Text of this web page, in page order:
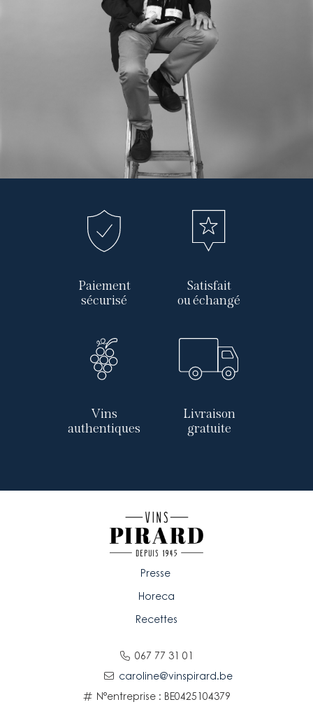
Paiement
sécurisé
Satisfait
ou échangé
Vins
authentiques
Livraison
gratuite
067 77 31 01
caroline@vinspirard.be
N°entreprise : BE0425104379
Presse
Horeca
Recettes